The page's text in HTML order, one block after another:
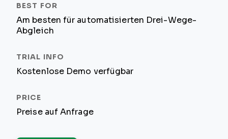
Am besten für automatisierten Drei-Wege-
Abgleich
Kostenlose Demo verfügbar
Preise auf Anfrage